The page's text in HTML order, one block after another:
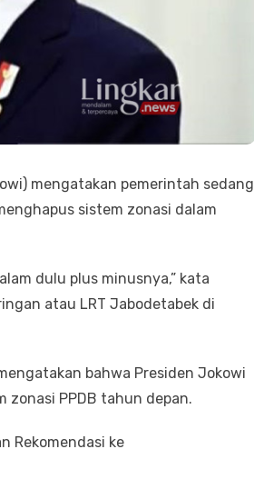
mengatakan pemerintah sedang
sistem zonasi dalam
dulu plus minusnya,” kata
atau LRT Jabodetabek di
bahwa Presiden Jokowi
PPDB tahun depan.
Rekomendasi ke